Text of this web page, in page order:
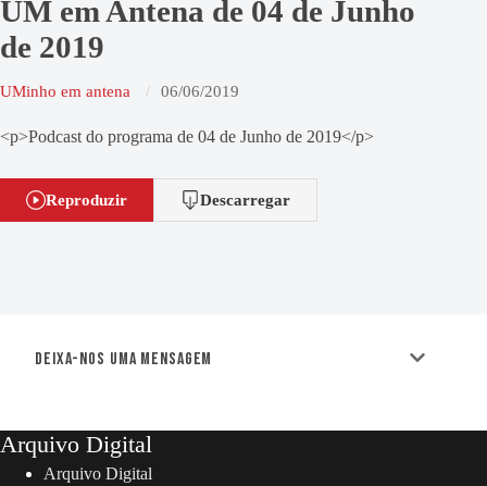
UM em Antena de 04 de Junho
de 2019
UMinho em antena 06/06/2019
<p>Podcast do programa de 04 de Junho de 2019</p>
Reproduzir Descarregar
Deixa-nos uma mensagem
Arquivo Digital
Arquivo Digital